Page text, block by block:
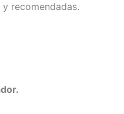
recomendadas.